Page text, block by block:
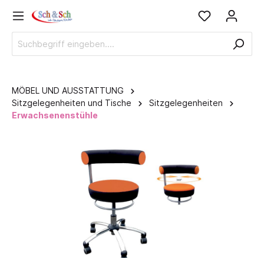
MÖBEL UND AUSSTATTUNG
Sitzgelegenheiten und Tische
Sitzgelegenheiten
Erwachsenenstühle